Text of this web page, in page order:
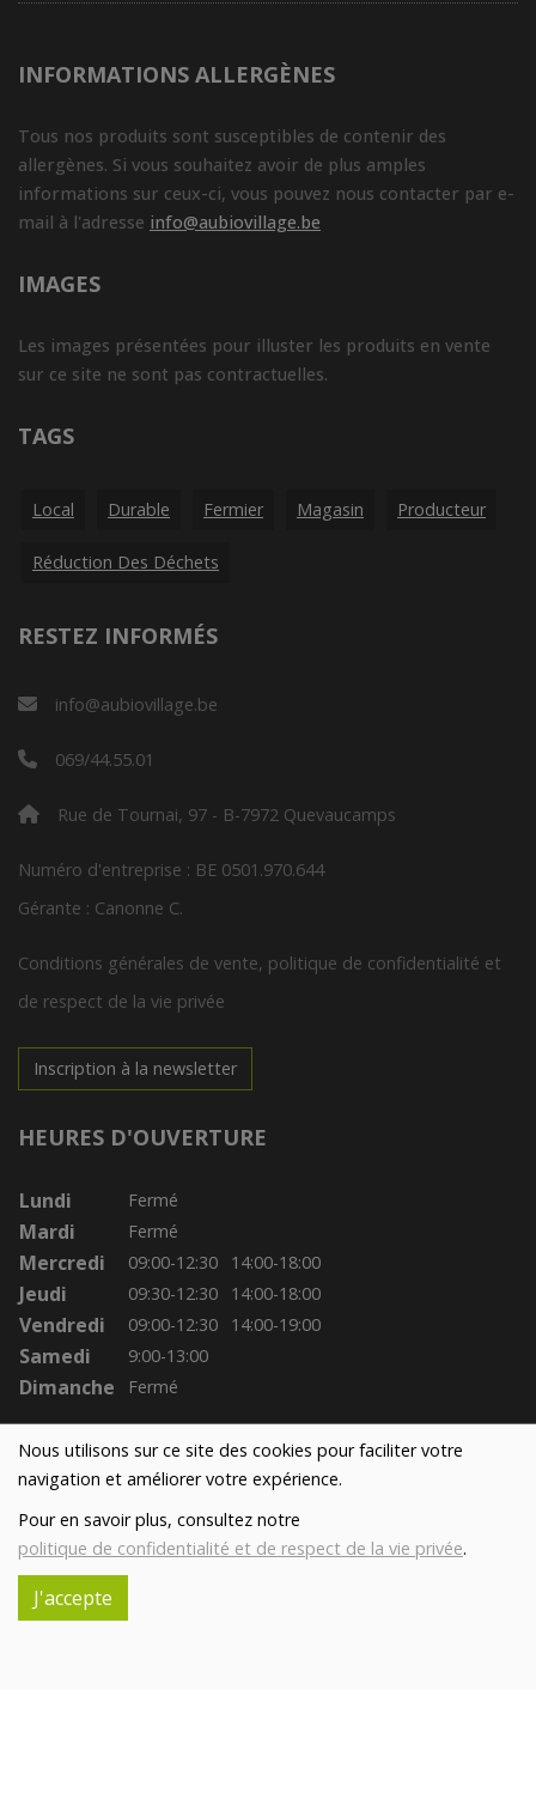
Nous utilisons sur ce site des cookies pour faciliter votre
navigation et améliorer votre expérience.
Pour en savoir plus, consultez notre
politique de confidentialité et de respect de la vie privée.
J'accepte
INFORMATIONS ALLERGÈNES
Tous nos produits sont susceptibles de contenir des
allergènes. Si vous souhaitez avoir de plus amples
informations sur ceux-ci, vous pouvez nous contacter par e-
mail à l'adresse info@aubiovillage.be
IMAGES
Les images présentées pour illuster les produits en vente
sur ce site ne sont pas contractuelles.
TAGS
Local Durable Fermier Magasin Producteur
Réduction Des Déchets
RESTEZ INFORMÉS
info@aubiovillage.be
069/44.55.01
Rue de Tournai, 97 - B-7972 Quevaucamps
Numéro d'entreprise : BE 0501.970.644
Gérante : Canonne C.
Conditions générales de vente, politique de confidentialité et
de respect de la vie privée
Inscription à la newsletter
HEURES D'OUVERTURE
Lundi Fermé
Mardi Fermé
Mercredi 09:00-12:30 14:00-18:00
Jeudi 09:30-12:30 14:00-18:00
Vendredi 09:00-12:30 14:00-19:00
Samedi 9:00-13:00
Dimanche Fermé